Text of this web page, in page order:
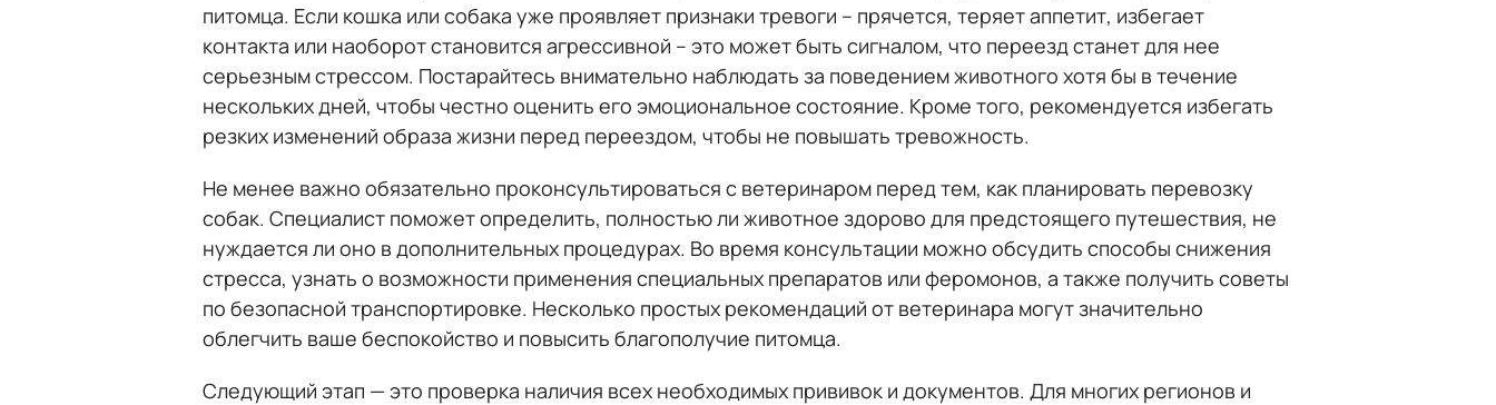
питомца. Если кошка или собака уже проявляет признаки тревоги – прячется, теряет аппетит, избегает
контакта или наоборот становится агрессивной – это может быть сигналом, что переезд станет для нее
серьезным стрессом. Постарайтесь внимательно наблюдать за поведением животного хотя бы в течение
нескольких дней, чтобы честно оценить его эмоциональное состояние. Кроме того, рекомендуется избегать
резких изменений образа жизни перед переездом, чтобы не повышать тревожность.
Не менее важно обязательно проконсультироваться с ветеринаром перед тем, как планировать перевозку
собак. Специалист поможет определить, полностью ли животное здорово для предстоящего путешествия, не
нуждается ли оно в дополнительных процедурах. Во время консультации можно обсудить способы снижения
стресса, узнать о возможности применения специальных препаратов или феромонов, а также получить советы
по безопасной транспортировке. Несколько простых рекомендаций от ветеринара могут значительно
облегчить ваше беспокойство и повысить благополучие питомца.
Следующий этап — это проверка наличия всех необходимых прививок и документов. Для многих регионов и